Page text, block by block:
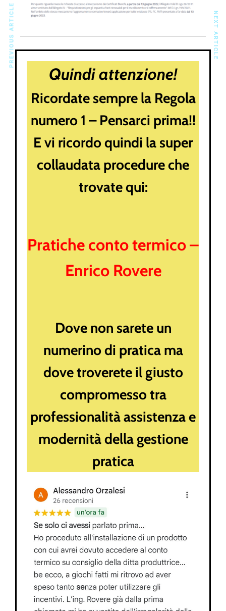
Quindi attenzione!
Ricordate sempre la Regola
numero 1 – Pensarci prima!!
E vi ricordo quindi la super
collaudata procedure che
trovate qui:
Pratiche conto termico –
Enrico Rovere
Dove non sarete un
numerino di pratica ma
dove troverete il giusto
compromesso tra
professionalità assistenza e
modernità della gestione
pratica
PREVIOUS ARTICLE NEXT ARTICLE